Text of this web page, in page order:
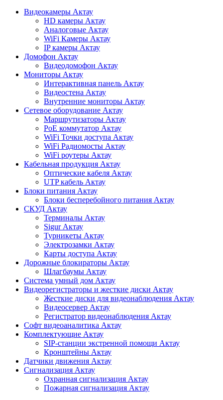
Видеокамеры Актау
HD камеры Актау
Аналоговые Актау
WiFi Камеры Актау
IP камеры Актау
Домофон Актау
Видеодомофон Актау
Мониторы Актау
Интерактивная панель Актау
Видеостена Актау
Внутренние мониторы Актау
Сетевое оборудование Актау
Маршрутизаторы Актау
PoE коммутатор Актау
WiFi Точки доступа Актау
WiFi Радиомосты Актау
WiFi роутеры Актау
Кабельная продукция Актау
Оптические кабеля Актау
UTP кабель Актау
Блоки питания Актау
Блоки бесперебойного питания Актау
СКУД Актау
Терминалы Актау
Sigur Актау
Турникеты Актау
Электрозамки Актау
Карты доступа Актау
Дорожные блокираторы Актау
Шлагбаумы Актау
Система умный дом Актау
Видеорегистраторы и жесткие диски Актау
Жесткие диски для видеонаблюдения Актау
Видеосервер Актау
Регистратор видеонаблюдения Актау
Софт видеоаналитика Актау
Комплектующие Актау
SIP-станции экстренной помощи Актау
Кронштейны Актау
Датчики движения Актау
Сигнализация Актау
Охранная сигнализация Актау
Пожарная сигнализация Актау